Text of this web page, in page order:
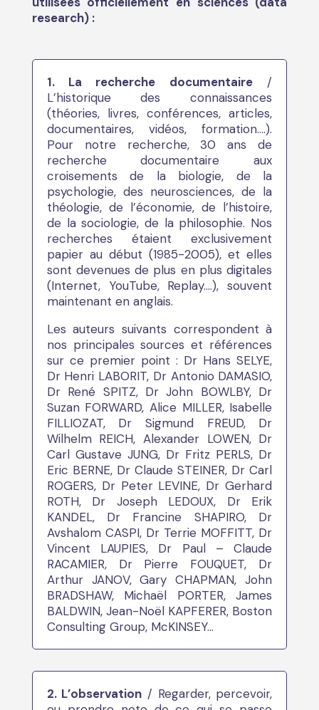
research) :
1. La recherche documentaire/
L’historique des connaissances
(théories, livres, conférences, articles,
documentaires, vidéos, formation….).
Pour notre recherche, 30 ans de
recherche documentaire aux
croisements de la biologie, de la
psychologie, des neurosciences, de la
théologie, de l’économie, de l’histoire,
de la sociologie, de la philosophie. Nos
recherches étaient exclusivement
papier au début (1985-2005), et elles
sont devenues de plus en plus digitales
(Internet, YouTube, Replay….), souvent
maintenant en anglais.
Les auteurs suivants correspondent à
nos principales sources et références
sur ce premier point : Dr Hans SELYE,
Dr Henri LABORIT, Dr Antonio DAMASIO,
Dr René SPITZ, Dr John BOWLBY, Dr
Suzan FORWARD, Alice MILLER, Isabelle
FILLIOZAT, Dr Sigmund FREUD, Dr
Wilhelm REICH, Alexander LOWEN, Dr
Carl Gustave JUNG, Dr Fritz PERLS, Dr
Eric BERNE, Dr Claude STEINER, Dr Carl
ROGERS, Dr Peter LEVINE, Dr Gerhard
ROTH, Dr Joseph LEDOUX, Dr Erik
KANDEL, Dr Francine SHAPIRO, Dr
Avshalom CASPI, Dr Terrie MOFFITT, Dr
Vincent LAUPIES, Dr Paul – Claude
RACAMIER, Dr Pierre FOUQUET, Dr
Arthur JANOV, Gary CHAPMAN, John
BRADSHAW, Michaël PORTER, James
BALDWIN, Jean-Noël KAPFERER, Boston
Consulting Group, McKINSEY…
2. L’observation / Regarder, percevoir,